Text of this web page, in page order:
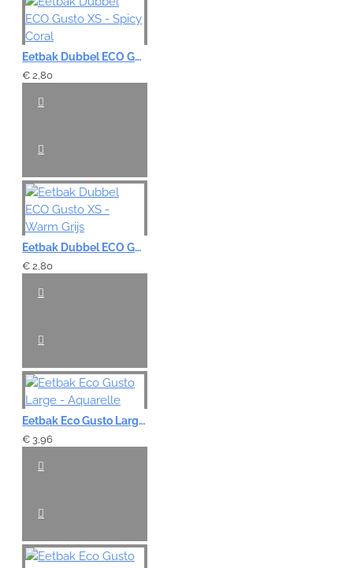
Eetbak Dubbel ECO Gusto XS - Spicy Coral
€ 2,80
Eetbak Dubbel ECO Gusto XS - Warm Grijs
€ 2,80
Eetbak Eco Gusto Large - Aquarelle
€ 3,96